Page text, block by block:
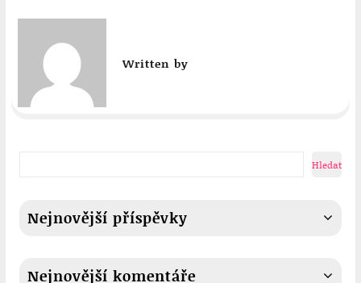
příspěvek
Written by
Hledat
Nejnovější příspěvky
Nejnovější komentáře